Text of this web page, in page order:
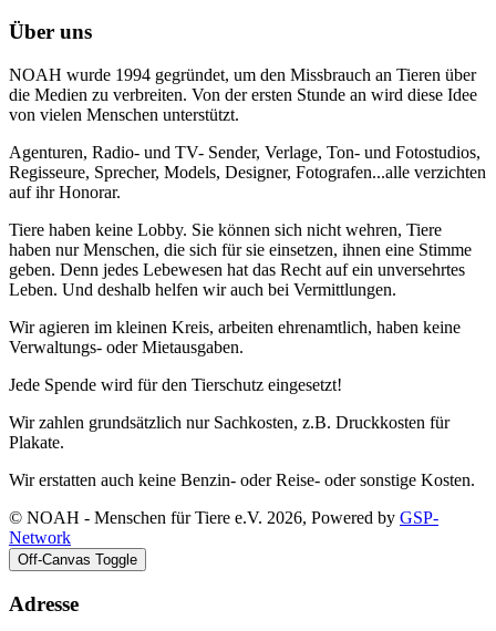
Über uns
NOAH wurde 1994 gegründet, um den Missbrauch an Tieren über
die Medien zu verbreiten. Von der ersten Stunde an wird diese Idee
von vielen Menschen unterstützt.
Agenturen, Radio- und TV- Sender, Verlage, Ton- und Fotostudios,
Regisseure, Sprecher, Models, Designer, Fotografen...alle verzichten
auf ihr Honorar.
Tiere haben keine Lobby. Sie können sich nicht wehren, Tiere
haben nur Menschen, die sich für sie einsetzen, ihnen eine Stimme
geben. Denn jedes Lebewesen hat das Recht auf ein unversehrtes
Leben. Und deshalb helfen wir auch bei Vermittlungen.
Wir agieren im kleinen Kreis, arbeiten ehrenamtlich, haben keine
Verwaltungs- oder Mietausgaben.
Jede Spende wird für den Tierschutz eingesetzt!
Wir zahlen grundsätzlich nur Sachkosten, z.B. Druckkosten für
Plakate.
Wir erstatten auch keine Benzin- oder Reise- oder sonstige Kosten.
© NOAH - Menschen für Tiere e.V. 2026, Powered by GSP-
Network
Off-Canvas Toggle
Adresse